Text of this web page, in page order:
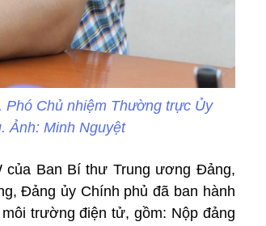
Phó Chủ nhiệm Thường trực Ủy
Ảnh: Minh Nguyệt
của Ban Bí thư Trung ương Đảng,
Đảng ủy Chính phủ đã ban hành
trường điện tử, gồm: Nộp đảng